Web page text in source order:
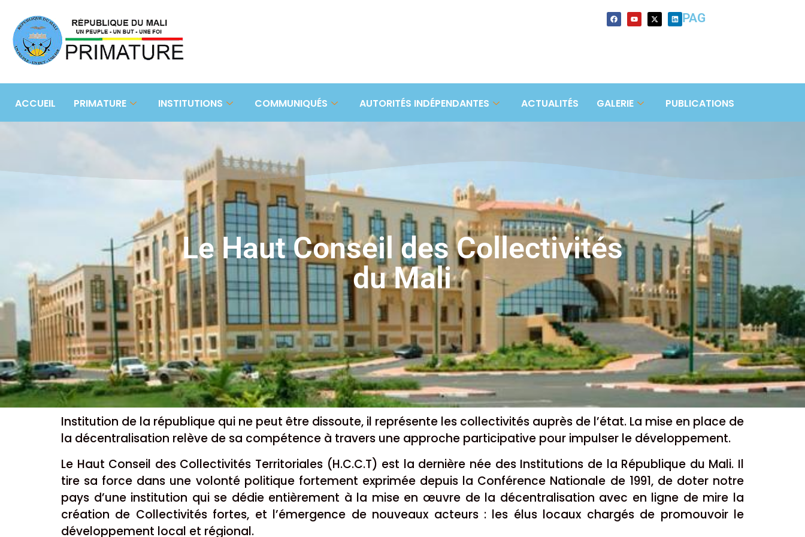
PAG
ACCUEIL PRIMATURE INSTITUTIONS COMMUNIQUÉS AUTORITÉS INDÉPENDANTES ACTUALITÉS GALERIE PUBLICATIONS
Le Haut Conseil des Collectivités
du Mali
Institution de la république qui ne peut être dissoute, il représente les collectivités auprès de l’état. La mise en place de
la décentralisation relève de sa compétence à travers une approche participative pour impulser le développement.
Le Haut Conseil des Collectivités Territoriales (H.C.C.T) est la dernière née des Institutions de la République du Mali. Il
tire sa force dans une volonté politique fortement exprimée depuis la Conférence Nationale de 1991, de doter notre
pays d’une institution qui se dédie entièrement à la mise en œuvre de la décentralisation avec en ligne de mire la
création de Collectivités fortes, et l’émergence de nouveaux acteurs : les élus locaux chargés de promouvoir le
développement local et régional.